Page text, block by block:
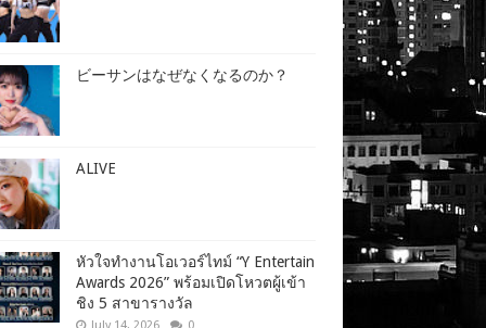
ビーサンはなぜなくなるのか？
ALIVE
หัวใจทำงานโอเวอร์ไทม์ “Y Entertain
Awards 2026” พร้อมเปิดโหวตผู้เข้า
ชิง 5 สาขารางวัล